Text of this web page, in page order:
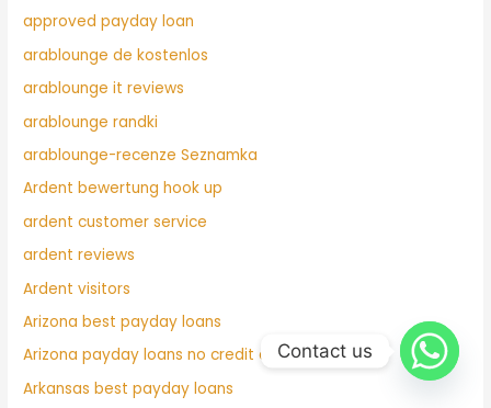
approved payday loan
arablounge de kostenlos
arablounge it reviews
arablounge randki
arablounge-recenze Seznamka
Ardent bewertung hook up
ardent customer service
ardent reviews
Ardent visitors
Arizona best payday loans
Arizona payday loans no credit check
Arkansas best payday loans
Contact us